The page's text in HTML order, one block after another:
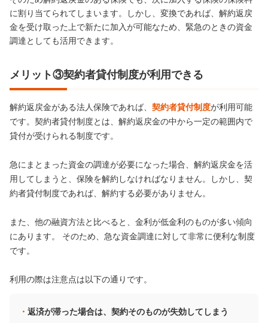
に割り当てられてしまいます。しかし、変換であれば、解約返戻
金を受け取った上で新たに加入が可能なため、緊急のときの資金
調達としても活用できます。
メリット③契約者貸付制度が利用できる
解約返戻金がある法人保険であれば、 契約者貸付制度が利用可能
です。契約者貸付制度とは、解約返戻金の中から一定の範囲内で
貸付が受けられる制度です。
急にまとまった資金の調達が必要になった場合、解約返戻金を活
用してしまうと、保険を解約しなければなりません。しかし、契
約者貸付制度であれば、解約する必要がありません。
また、他の融資方法と比べると、金利が低金利のものが多い傾向
にあります。 そのため、急な資金調達に対して非常に便利な制度
です。
利用の際は注意点は以下の通りです。
返済が滞った場合は、契約そのものが失効してしまう